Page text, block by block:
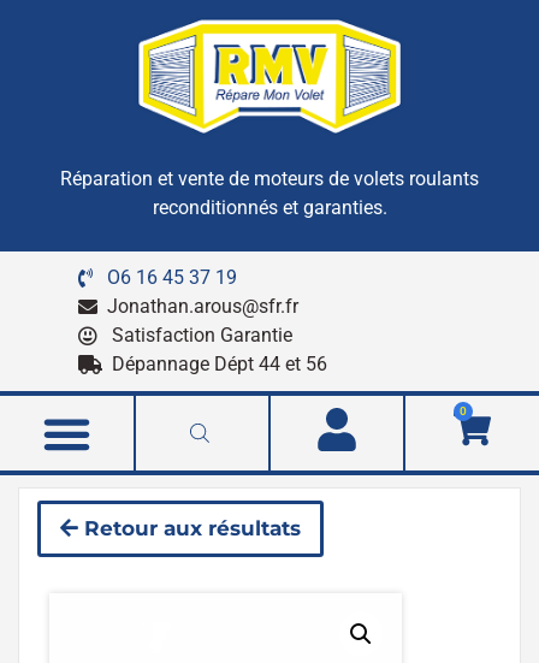
Réparation et vente de moteurs de volets roulants
reconditionnés et garanties.
O6 16 45 37 19
Jonathan.arous@sfr.fr
Satisfaction Garantie
Dépannage Dépt 44 et 56
0
Retour aux résultats